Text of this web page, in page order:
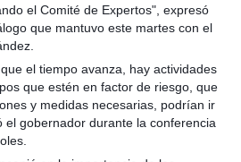
el Comité de Expertos", expresó
que mantuvo este martes con el
el tiempo avanza, hay actividades
que estén en factor de riesgo, que
y medidas necesarias, podrían ir
el gobernador durante la conferencia